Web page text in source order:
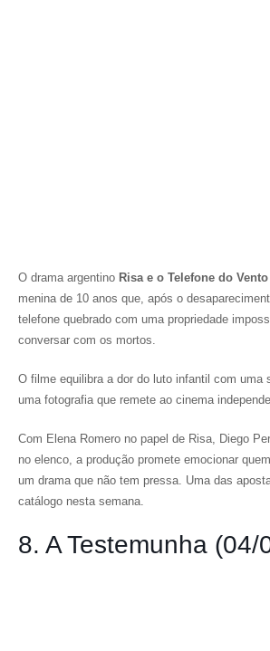
O drama argentino Risa e o Telefone do Vento
menina de 10 anos que, após o
telefone quebrado com uma propriedade
conversar com os mortos.
O filme equilibra a dor do luto infantil com uma
uma fotografia que remete ao cinema
Com Elena Romero no papel de Risa, Diego
no elenco, a produção promete emocionar
um drama que não tem pressa. Uma das
catálogo nesta semana.
8. A Testemunha (04/